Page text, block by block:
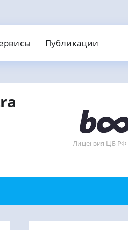
Без
На
С кэшбеком
Публикации
Лицензия ЦБ РФ